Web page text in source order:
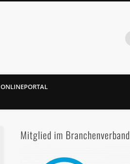
ONLINEPORTAL
Mitglied im Branchenverband